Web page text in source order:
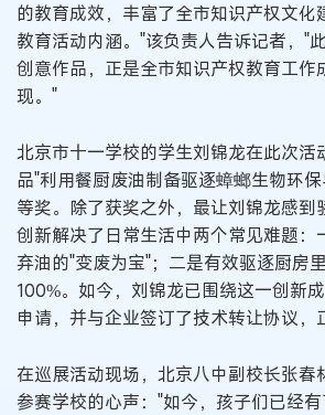
的教育成效，丰富了全市知识产权文化
教育活动内涵。"该负责人告诉记者，"
创意作品，正是全市知识产权教育工作
现。"
北京市十一学校的学生刘锦龙在此次活
品"利用餐厨废油制备驱逐蟑螂生物环
等奖。除了获奖之外，最让刘锦龙感到
创新解决了日常生活中两个常见难题：
弃油的"变废为宝"；二是有效驱逐厨房
100%。如今，刘锦龙已围绕这一创新
申请，并与企业签订了技术转让协议，
在巡展活动现场，北京八中副校长张春
参赛学校的心声："如今，孩子们已经